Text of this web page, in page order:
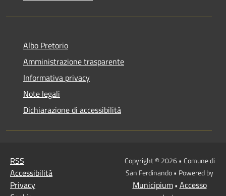
Albo Pretorio
Amministrazione trasparente
Informativa privacy
Note legali
Dichiarazione di accessibilità
RSS
Accessibilità
Privacy
Copyright © 2026 • Comune di
San Ferdinando • Powered by
Municipium• Accesso